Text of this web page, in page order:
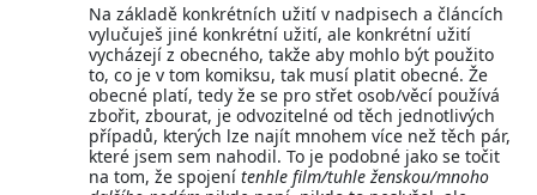
Na základě konkrétních užití v nadpisech a článcích
vylučuješ jiné konkrétní užití, ale konkrétní užití
vycházejí z obecného, takže aby mohlo být použito
to, co je v tom komiksu, tak musí platit obecné. Že
obecné platí, tedy že se pro střet osob/věcí používá
zbořit, zbourat, je odvozitelné od těch jednotlivých
případů, kterých lze najít mnohem více než těch pár,
které jsem sem nahodil. To je podobné jako se točit
na tom, že spojení tenhle film/tuhle ženskou/mnoho